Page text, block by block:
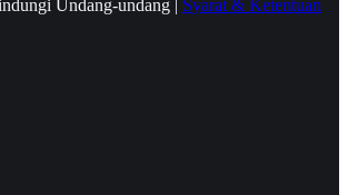
Undang-undang | Syarat & Ketentuan